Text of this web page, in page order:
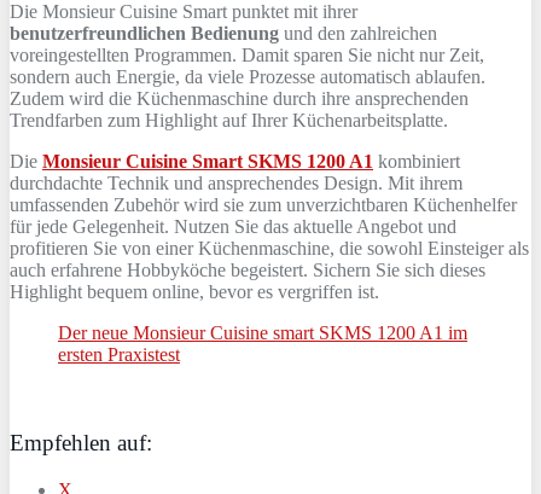
Die Monsieur Cuisine Smart punktet mit ihrer
benutzerfreundlichen Bedienung und den zahlreichen
voreingestellten Programmen. Damit sparen Sie nicht nur Zeit,
sondern auch Energie, da viele Prozesse automatisch ablaufen.
Zudem wird die Küchenmaschine durch ihre ansprechenden
Trendfarben zum Highlight auf Ihrer Küchenarbeitsplatte.
Die Monsieur Cuisine Smart SKMS 1200 A1 kombiniert
durchdachte Technik und ansprechendes Design. Mit ihrem
umfassenden Zubehör wird sie zum unverzichtbaren Küchenhelfer
für jede Gelegenheit. Nutzen Sie das aktuelle Angebot und
profitieren Sie von einer Küchenmaschine, die sowohl Einsteiger als
auch erfahrene Hobbyköche begeistert. Sichern Sie sich dieses
Highlight bequem online, bevor es vergriffen ist.
Der neue Monsieur Cuisine smart SKMS 1200 A1 im
ersten Praxistest
Empfehlen auf:
X